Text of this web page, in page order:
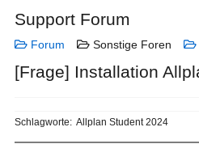
Support Forum
Forum Sonstige Foren
[Frage] Installation
Schlagworte: Allplan Student 2024